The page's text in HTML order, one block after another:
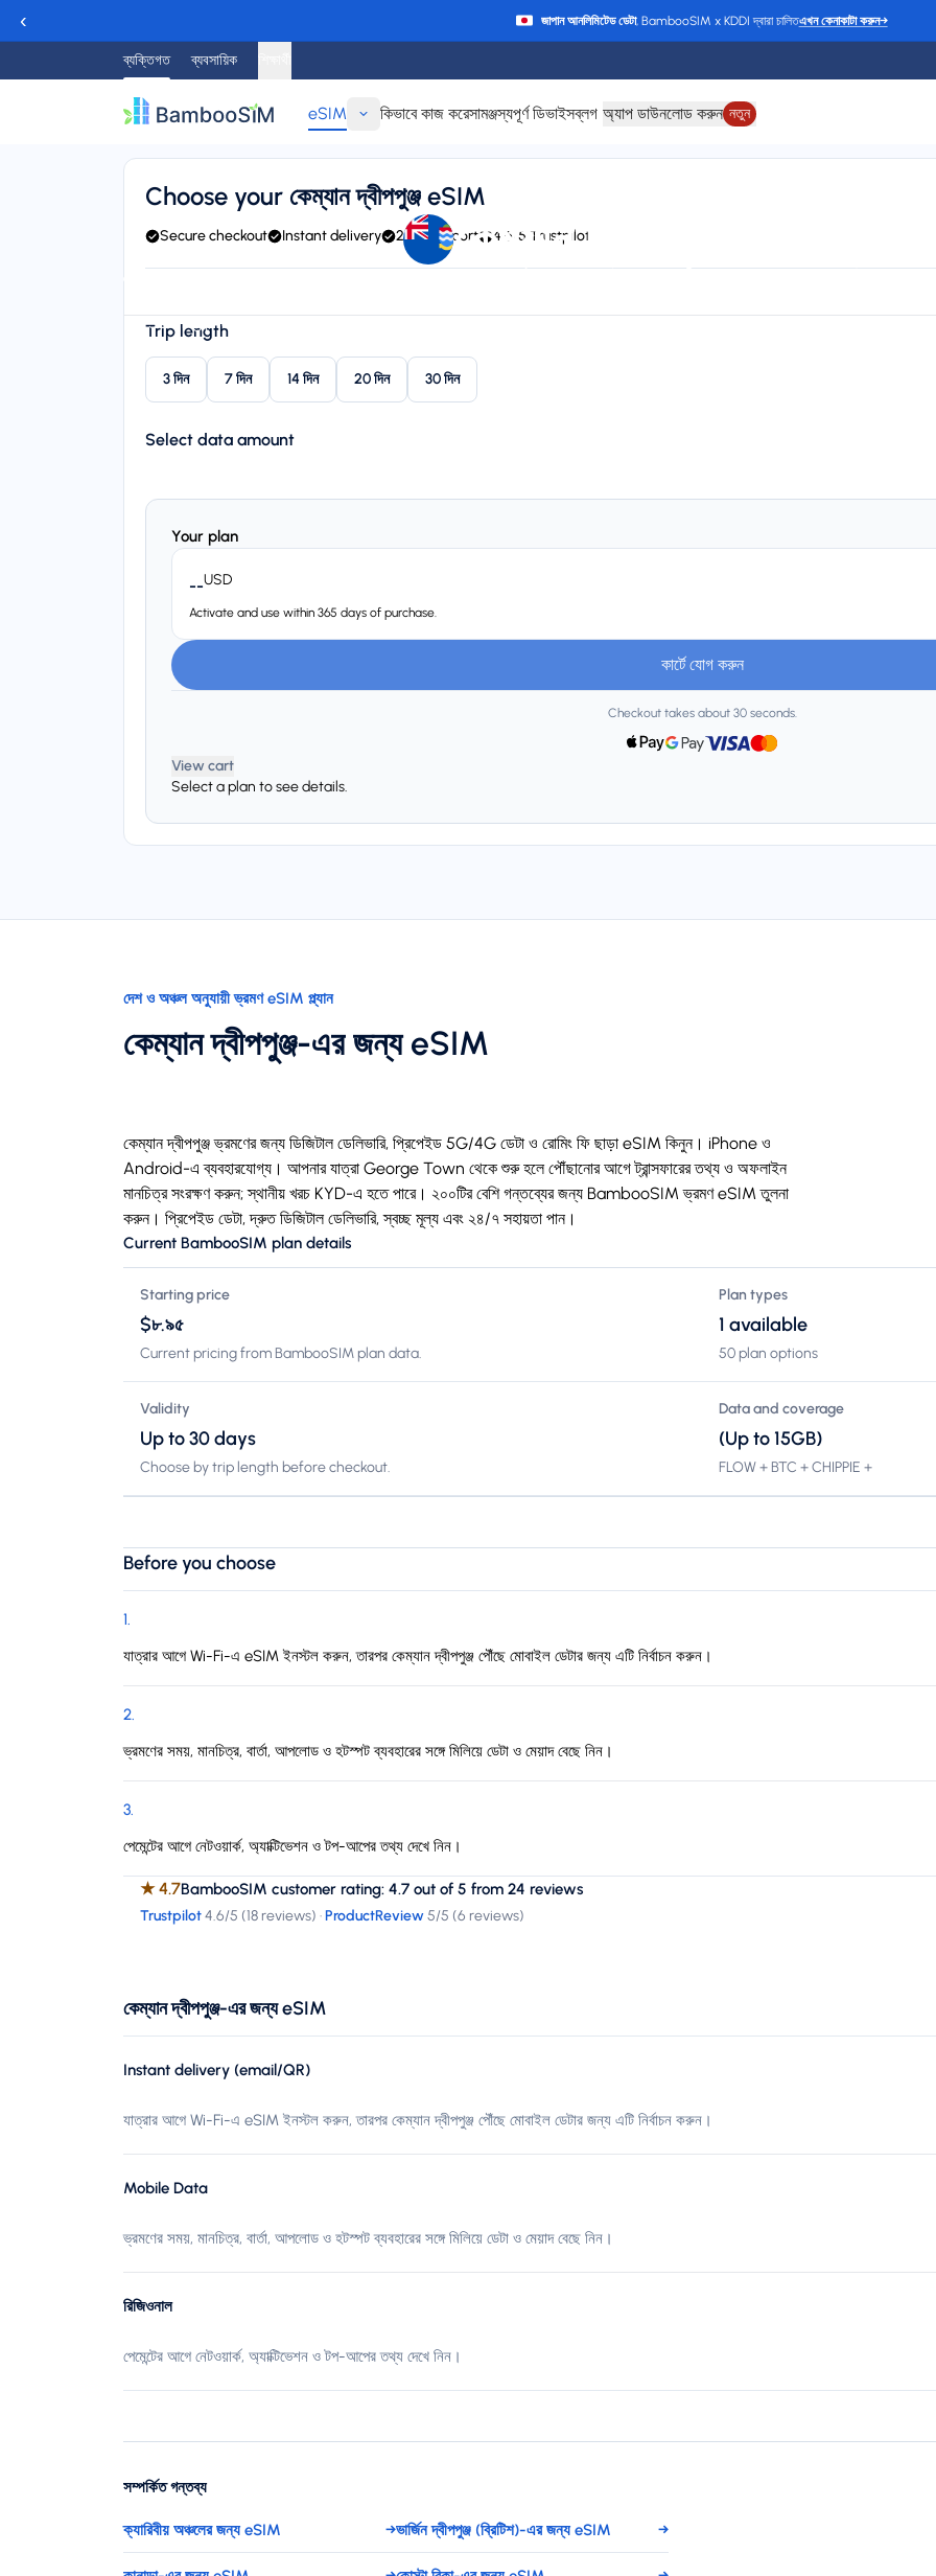
‹ জাপান আনলিমিটেড ডেটা, BambooSIM x KDDI দ্বারা চালিতএখন কেনাকাটা করুন→
ব্যক্তিগত ব্যবসায়িক
eSIM কিভাবে কাজ করেসামঞ্জস্যপূর্ণ ডিভাইসব্লগ অ্যাপ ডাউনলোড করুন নতুন
কেম্যান দ্বীপপুঞ্জ-এর জন্য
Starting price
$৮.৯৫
Choose your কেম্যান দ্বীপপুঞ্জ eSIM
Secure checkout Instant delivery 24/7 support 4.6/5 Trustpilot
Trip length
3 দিন 7 দিন 14 দিন 20 দিন 30 দিন
Select data amount
Your plan
--USD
Activate and use within 365 days of purchase.
কার্টে যোগ করুন
Checkout takes about 30 seconds.
View cart
Select a plan to see details.
দেশ ও অঞ্চল অনুযায়ী ভ্রমণ eSIM প্ল্যান
কেম্যান দ্বীপপুঞ্জ-এর জন্য eSIM
কেম্যান দ্বীপপুঞ্জ ভ্রমণের জন্য ডিজিটাল ডেলিভারি, প্রিপেইড 5G/4G ডেটা ও রোমিং ফি ছাড়া eSIM কিনুন। iPhone ও
Android-এ ব্যবহারযোগ্য। আপনার যাত্রা George Town থেকে শুরু হলে পৌঁছানোর আগে ট্রান্সফারের তথ্য ও অফলাইন
মানচিত্র সংরক্ষণ করুন; স্থানীয় খরচ KYD-এ হতে পারে। ২০০টির বেশি গন্তব্যের জন্য BambooSIM ভ্রমণ eSIM তুলনা
করুন। প্রিপেইড ডেটা, দ্রুত ডিজিটাল ডেলিভারি, স্বচ্ছ মূল্য এবং ২৪/৭ সহায়তা পান।
Current BambooSIM plan details
Starting price
$৮.৯৫
Current pricing from BambooSIM plan data.
Plan types
1 available
50 plan options
Validity
Up to 30 days
Choose by trip length before checkout.
Data and coverage
(Up to 15GB)
FLOW + BTC + CHIPPIE +
Before you choose
1.
যাত্রার আগে Wi-Fi-এ eSIM ইনস্টল করুন, তারপর কেম্যান দ্বীপপুঞ্জ পৌঁছে মোবাইল ডেটার জন্য এটি নির্বাচন করুন।
2.
ভ্রমণের সময়, মানচিত্র, বার্তা, আপলোড ও হটস্পট ব্যবহারের সঙ্গে মিলিয়ে ডেটা ও মেয়াদ বেছে নিন।
3.
পেমেন্টের আগে নেটওয়ার্ক, অ্যাক্টিভেশন ও টপ-আপের তথ্য দেখে নিন।
★4.7BambooSIM customer rating: 4.7 out of 5 from 24 reviews
Trustpilot4.6/5 (18 reviews) ·ProductReview5/5 (6 reviews)
কেম্যান দ্বীপপুঞ্জ-এর জন্য eSIM
Instant delivery (email/QR)
যাত্রার আগে Wi-Fi-এ eSIM ইনস্টল করুন, তারপর কেম্যান দ্বীপপুঞ্জ পৌঁছে মোবাইল ডেটার জন্য এটি নির্বাচন করুন।
Mobile Data
ভ্রমণের সময়, মানচিত্র, বার্তা, আপলোড ও হটস্পট ব্যবহারের সঙ্গে মিলিয়ে ডেটা ও মেয়াদ বেছে নিন।
রিজিওনাল
পেমেন্টের আগে নেটওয়ার্ক, অ্যাক্টিভেশন ও টপ-আপের তথ্য দেখে নিন।
সম্পর্কিত গন্তব্য
ক্যারিবীয় অঞ্চলের জন্য eSIM →ভার্জিন দ্বীপপুঞ্জ (ব্রিটিশ)-এর জন্য eSIM →